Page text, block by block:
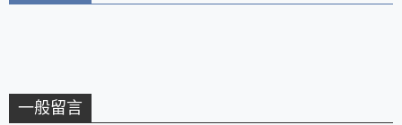
一般留言